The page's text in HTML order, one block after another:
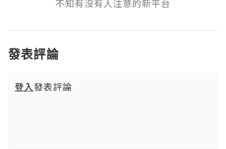
不知有沒有人注意的新平台
發表評論
登入發表評論